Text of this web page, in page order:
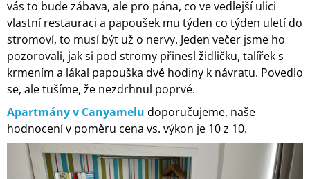
vás to bude zábava, ale pro pána, co ve vedlejší ulici
vlastní restauraci a papoušek mu týden co týden uletí do
stromoví, to musí být už o nervy. Jeden večer jsme ho
pozorovali, jak si pod stromy přinesl židličku, talířek s
krmením a lákal papouška dvě hodiny k návratu. Povedlo
se, ale tušíme, že nezdrhnul poprvé.
Apartmány v Canyamelu doporučujeme, naše
hodnocení v poměru cena vs. výkon je 10 z 10.